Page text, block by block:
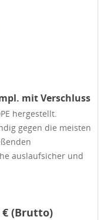
mit Verschluss
hergestellt.
gegen die meisten
auslaufsicher und
€ (Brutto)